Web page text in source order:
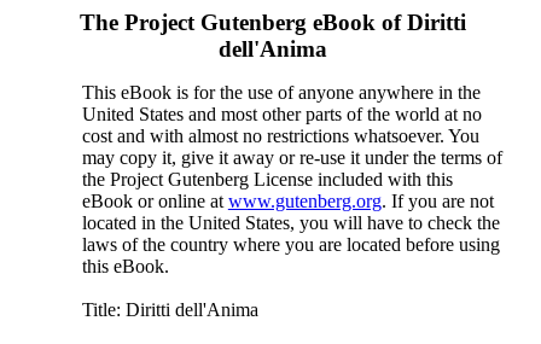
The Project Gutenberg eBook ofDiritti
dell'Anima
This eBook is for the use of anyone anywhere in the
United States and most other parts of the world at no
cost and with almost no restrictions whatsoever. You
may copy it, give it away or re-use it under the terms of
the Project Gutenberg License included with this
eBook or online at www.gutenberg.org. If you are not
located in the United States, you will have to check the
laws of the country where you are located before using
this eBook.
Title: Diritti dell'Anima